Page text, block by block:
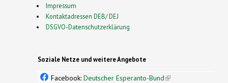
Impressum
Kontaktadressen DEB/ DEJ
DSGVO-Datenschutzerklärung
Soziale Netze und weitere Angebote
Facebook: Deutscher Esperanto-Bund(link is